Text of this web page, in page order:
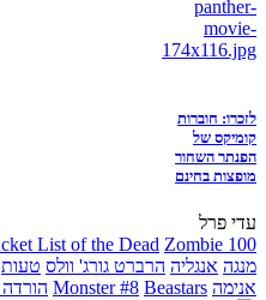
לזכרו: חוברות
קומיקס של
הפנתר השחור
מופצות בחינם
עדי פרל
List of the Dead Zombie 100
מנגה אנגליה הרברט גורג' וולס טעות
אנימה
Monster #8 Beastars